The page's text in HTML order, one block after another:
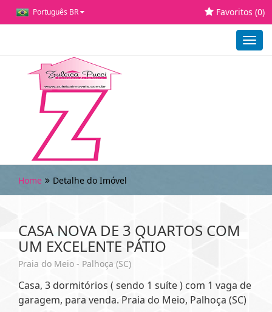
Português BR Favoritos (0)
Home Detalhe do Imóvel
CASA NOVA DE 3 QUARTOS COM
UM EXCELENTE PÁTIO
Praia do Meio - Palhoça (SC)
Casa, 3 dormitórios ( sendo 1 suíte ) com 1 vaga de
garagem, para venda. Praia do Meio, Palhoça (SC)